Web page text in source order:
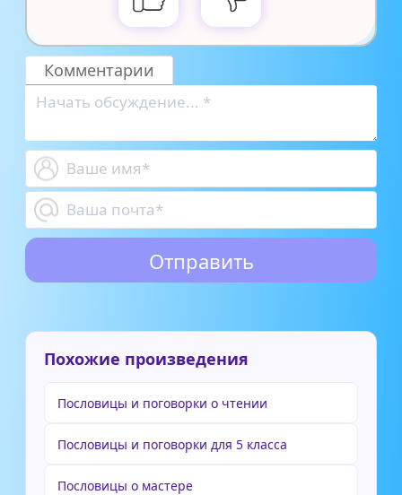
Комментарии
Похожие произведения
Пословицы и поговорки о чтении
Пословицы и поговорки для 5 класса
Пословицы о мастере